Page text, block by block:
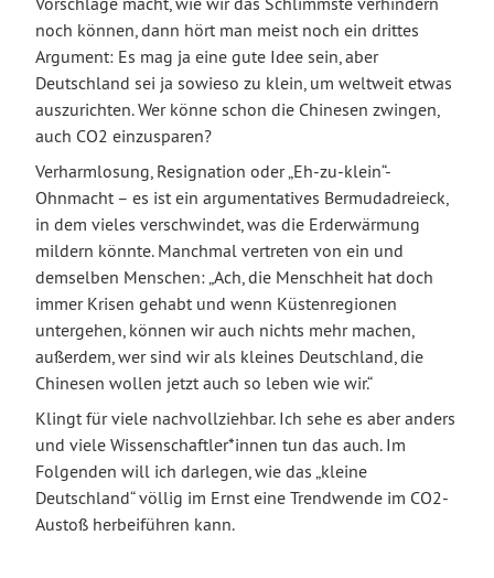
noch können, dann hört man meist noch ein drittes
Argument: Es mag ja eine gute Idee sein, aber
Deutschland sei ja sowieso zu klein, um weltweit etwas
auszurichten. Wer könne schon die Chinesen zwingen,
auch CO2 einzusparen?
Verharmlosung, Resignation oder „Eh-zu-klein“-
Ohnmacht – es ist ein argumentatives Bermudadreieck,
in dem vieles verschwindet, was die Erderwärmung
mildern könnte. Manchmal vertreten von ein und
demselben Menschen: „Ach, die Menschheit hat doch
immer Krisen gehabt und wenn Küstenregionen
untergehen, können wir auch nichts mehr machen,
außerdem, wer sind wir als kleines Deutschland, die
Chinesen wollen jetzt auch so leben wie wir.“
Klingt für viele nachvollziehbar. Ich sehe es aber anders
und viele Wissenschaftler*innen tun das auch. Im
Folgenden will ich darlegen, wie das „kleine
Deutschland“ völlig im Ernst eine Trendwende im CO2-
Austoß herbeiführen kann.